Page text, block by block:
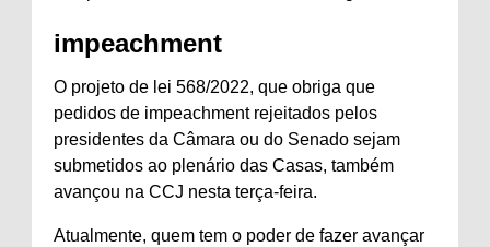
impeachment
O projeto de lei 568/2022, que obriga que
pedidos de impeachment rejeitados pelos
presidentes da Câmara ou do Senado sejam
submetidos ao plenário das Casas, também
avançou na CCJ nesta terça-feira.
Atualmente, quem tem o poder de fazer avançar